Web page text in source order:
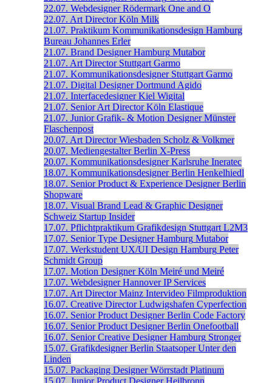
22.07. Webdesigner Rödermark One and O
22.07. Art Director Köln Milk
21.07. Praktikum Kommunikationsdesign Hamburg
Bureau Johannes Erler
21.07. Brand Designer Hamburg Mutabor
21.07. Art Director Stuttgart Garmo
21.07. Kommunikationsdesigner Stuttgart Garmo
21.07. Digital Designer Dortmund Agido
21.07. Interfacedesigner Kiel Wigital
21.07. Senior Art Director Köln Elastique
21.07. Junior Grafik- & Motion Designer Münster
Flaschenpost
20.07. Art Director Wiesbaden Scholz & Volkmer
20.07. Mediengestalter Berlin X-Press
20.07. Kommunikationsdesigner Karlsruhe Ineratec
18.07. Kommunikationsdesigner Berlin Henkelhiedl
18.07. Senior Product & Experience Designer Berlin
Shopware
18.07. Visual Brand Lead & Graphic Designer
Schweiz Startup Insider
17.07. Pflichtpraktikum Grafikdesign Stuttgart L2M3
17.07. Senior Type Designer Hamburg Mutabor
17.07. Werkstudent UX/UI Design Hamburg Peter
Schmidt Group
17.07. Motion Designer Köln Meiré und Meiré
17.07. Webdesigner Hannover IP Services
17.07. Art Director Mainz Intervideo Filmproduktion
16.07. Creative Director Ludwigshafen Cyperfection
16.07. Senior Product Designer Berlin Code Factory
16.07. Senior Product Designer Berlin Onefootball
16.07. Senior Creative Designer Hamburg Stronger
15.07. Grafikdesigner Berlin Staatsoper Unter den
Linden
15.07. Packaging Designer Wörrstadt Platinum
15.07. Junior Product Designer Heilbronn